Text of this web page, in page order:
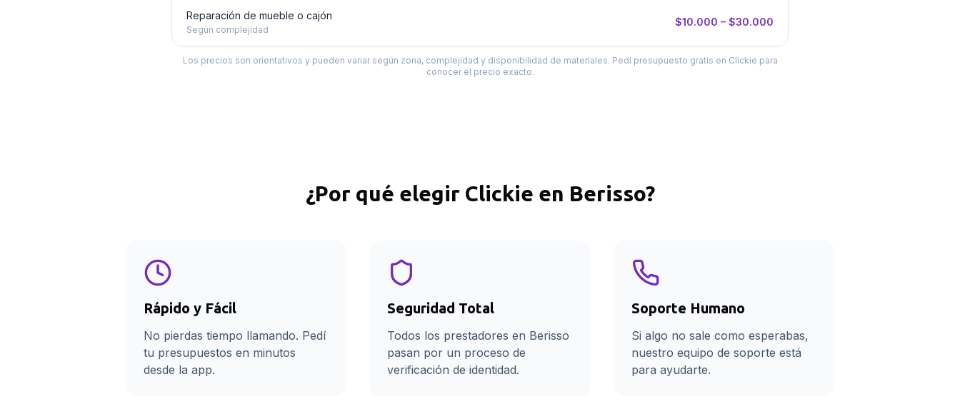
Reparación de mueble o cajón
Según complejidad
$10.000 – $30.000
Los precios son orientativos y pueden variar según zona, complejidad y disponibilidad de materiales. Pedí presupuesto gratis en Clickie para
conocer el precio exacto.
¿Por qué elegir Clickie en Berisso?
Rápido y Fácil
No pierdas tiempo llamando. Pedí
tu presupuestos en minutos
desde la app.
Seguridad Total
Todos los prestadores en Berisso
pasan por un proceso de
verificación de identidad.
Soporte Humano
Si algo no sale como esperabas,
nuestro equipo de soporte está
para ayudarte.